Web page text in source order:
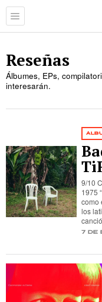
Reseñas
Álbumes, EPs,
interesarán.
9/10
1975
como
los
7 de